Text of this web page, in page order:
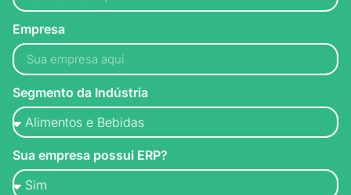
Empresa
Segmento da Indústria
Sua empresa possui ERP?